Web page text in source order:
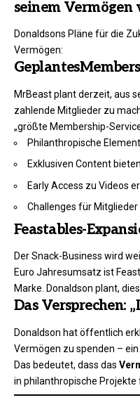
seinem Vermögen
Donaldsons Pläne für die
Vermögen:
MrBeast plant derzeit, aus
zahlende Mitglieder zu
„größte Membership-
Philanthropische
Exklusiven Content bieten
Early Access zu Videos
Challenges für
Feastables-
Der Snack-Business wird
Euro Jahresumsatz ist
Marke. Donaldson plant,
Das Versprechen:
Donaldson hat öffentlich
Vermögen zu spenden –
Das bedeutet, dass das
in philanthropische Projekte